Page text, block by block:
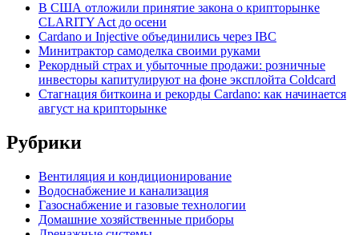
В США отложили принятие закона о крипторынке
CLARITY Act до осени
Cardano и Injective объединились через IBC
Минитрактор самоделка своими руками
Рекордный страх и убыточные продажи: розничные
инвесторы капитулируют на фоне эксплойта Coldcard
Стагнация биткоина и рекорды Cardano: как начинается
август на крипторынке
Рубрики
Вентиляция и кондиционирование
Водоснабжение и канализация
Газоснабжение и газовые технологии
Домашние хозяйственные приборы